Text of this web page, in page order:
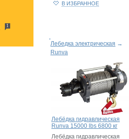
1
В ИЗБРАННОЕ
Лебедка электрическая →
Runva
Лебёдка гидравлическая
Runva 15000 lbs 6800 кг
Лебёдка гидравлическая